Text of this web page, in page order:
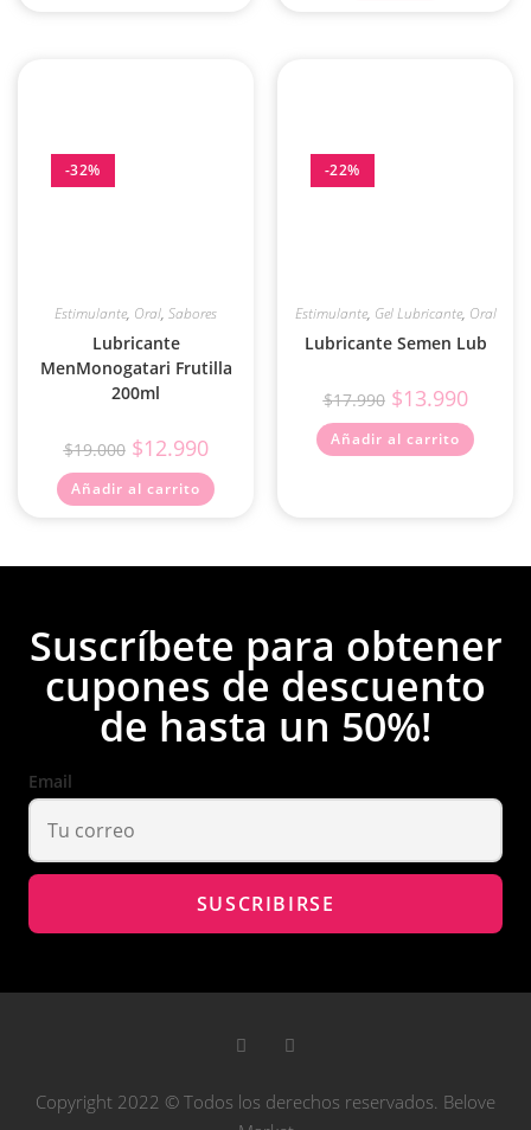
-32%
Estimulante, Oral, Sabores
Lubricante
MenMonogatari Frutilla
200ml
$19.000 $12.990
Añadir al carrito
-22%
Estimulante, Gel Lubricante, Oral
Lubricante Semen Lub
$17.990 $13.990
Añadir al carrito
Suscríbete para obtener
cupones de descuento
de hasta un 50%!
Email
Copyright 2022 © Todos los derechos reservados. Belove